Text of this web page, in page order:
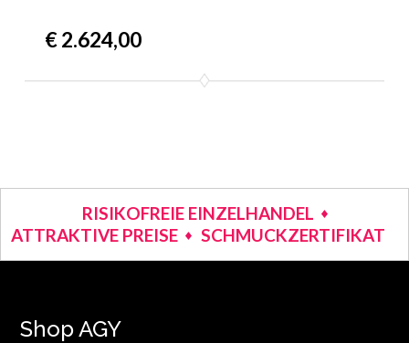
€ 2.624,00
RISIKOFREIE EINZELHANDEL
ATTRAKTIVE PREISE
SCHMUCKZERTIFIKAT
Shop AGY